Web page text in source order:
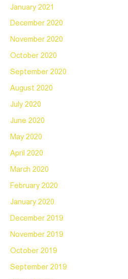
January 2021
December 2020
November 2020
October 2020
September 2020
August 2020
July 2020
June 2020
May 2020
April 2020
March 2020
February 2020
January 2020
December 2019
November 2019
October 2019
September 2019